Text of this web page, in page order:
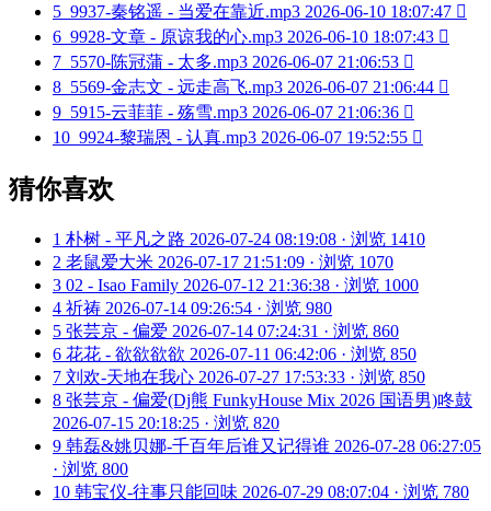
5 9937-秦铭遥 - 当爱在靠近.mp3 2026-06-10 18:07:47 
6 9928-文章 - 原谅我的心.mp3 2026-06-10 18:07:43 
7 5570-陈冠蒲 - 太多.mp3 2026-06-07 21:06:53 
8 5569-金志文 - 远走高飞.mp3 2026-06-07 21:06:44 
9 5915-云菲菲 - 殇雪.mp3 2026-06-07 21:06:36 
10 9924-黎瑞恩 - 认真.mp3 2026-06-07 19:52:55 
猜你喜欢
1 朴树 - 平凡之路 2026-07-24 08:19:08 · 浏览 1410
2 老鼠爱大米 2026-07-17 21:51:09 · 浏览 1070
3 02 - Isao Family 2026-07-12 21:36:38 · 浏览 1000
4 祈祷 2026-07-14 09:26:54 · 浏览 980
5 张芸京 - 偏爱 2026-07-14 07:24:31 · 浏览 860
6 花花 - 欲欲欲欲 2026-07-11 06:42:06 · 浏览 850
7 刘欢-天地在我心 2026-07-27 17:53:33 · 浏览 850
8 张芸京 - 偏爱(Dj熊 FunkyHouse Mix 2026 国语男)咚鼓
2026-07-15 20:18:25 · 浏览 820
9 韩磊&姚贝娜-千百年后谁又记得谁 2026-07-28 06:27:05
· 浏览 800
10 韩宝仪-往事只能回味 2026-07-29 08:07:04 · 浏览 780